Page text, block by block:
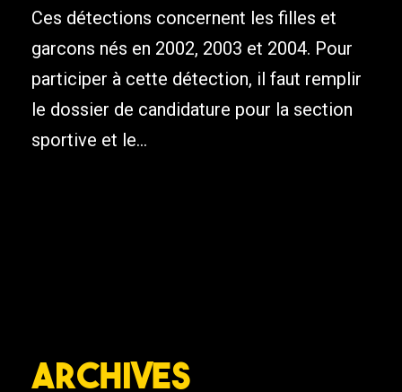
Ces détections concernent les filles et
garcons nés en 2002, 2003 et 2004. Pour
participer à cette détection, il faut remplir
le dossier de candidature pour la section
sportive et le...
Archives